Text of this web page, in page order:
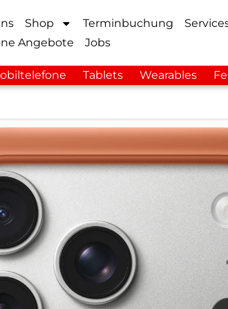
Shop Terminbuchung
Angebote
Jobs
Tablets Wearables